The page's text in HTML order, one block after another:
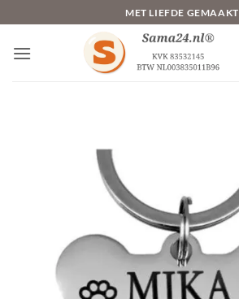
naar
inhoud
MET LIEFDE GEMAAKT